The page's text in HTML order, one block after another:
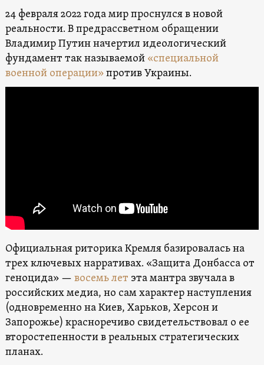
24 февраля 2022 года мир проснулся в новой
реальности. В предрассветном обращении
Владимир Путин начертил идеологический
фундамент так называемой «специальной
военной операции»против Украины.
Официальная риторика Кремля базировалась на
трех ключевых нарративах. «Защита Донбасса от
геноцида» — восемь лет эта мантра звучала в
российских медиа, но сам характер наступления
(одновременно на Киев, Харьков, Херсон и
Запорожье) красноречиво свидетельствовал о ее
второстепенности в реальных стратегических
планах.